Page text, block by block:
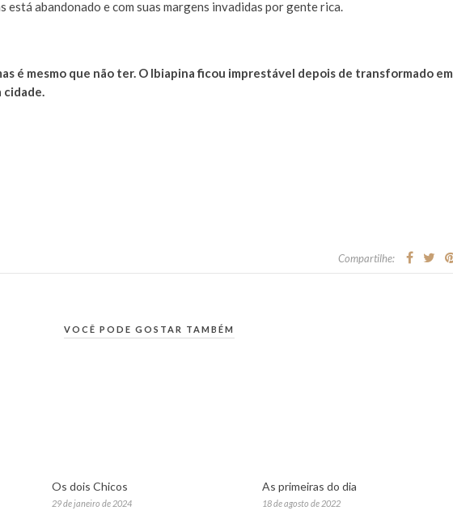
está abandonado e com suas margens invadidas por gente rica.
é mesmo que não ter. O Ibiapina ficou imprestável depois de transformado em
cidade.
Compartilhe:
VOCÊ PODE GOSTAR TAMBÉM
Os dois Chicos
29 de janeiro de 2024
As primeiras do dia
18 de agosto de 2022